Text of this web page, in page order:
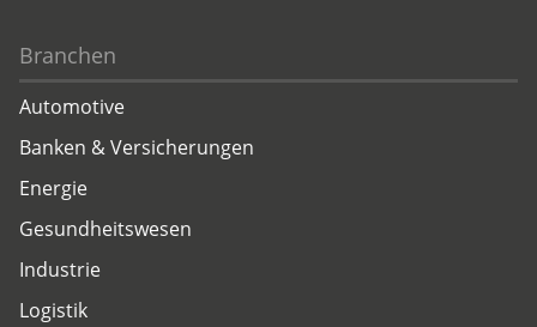
Branchen
Automotive
Banken & Versicherungen
Energie
Gesundheitswesen
Industrie
Logistik